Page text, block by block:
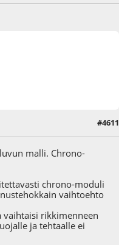
- klo:10:14 käyttäjältä supera#4611
malli. Chrono-
chrono-moduli
vaihtoehto
rikkimenneen
ja tehtaalle ei